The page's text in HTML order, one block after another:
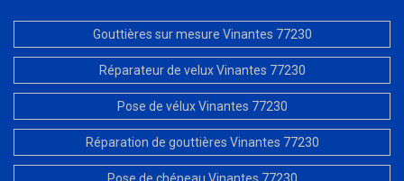
Gouttières sur mesure Vinantes 77230
Réparateur de velux Vinantes 77230
Pose de vélux Vinantes 77230
Réparation de gouttières Vinantes 77230